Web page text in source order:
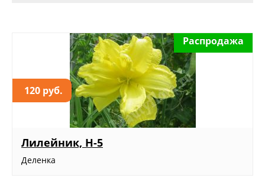
120 руб.
Распродажа
Лилейник, Н-5
Деленка